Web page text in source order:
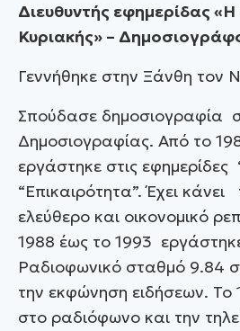
Διευθυντής εφημερίδας
Κυριακής» –
Γεννήθηκε στην Ξάνθη τον
Σπούδασε δημοσιογραφία
Δημοσιογραφίας. Από το
εργάστηκε στις εφημερίδες
“Επικαιρότητα”. Έχει
ελεύθερο και οικονομικό
1988 έως το 1993
Ραδιοφωνικό σταθμό 9.84
την εκφώνηση ειδήσεων. Το
στο ραδιόφωνο και την